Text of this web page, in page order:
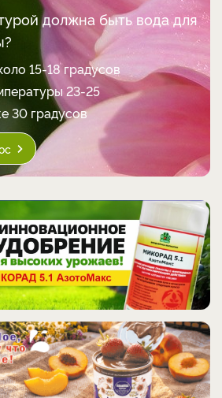
должна быть вода для
15-18 градусов
23-25
30 градусов